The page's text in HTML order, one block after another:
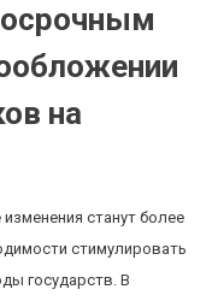
на
станут более
стимулировать
государств. В